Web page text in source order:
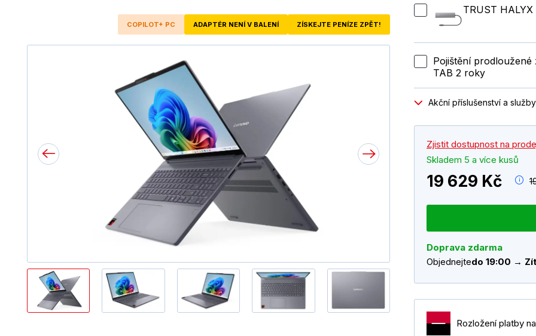
COPILOT+ PC ADAPTÉR NENÍ V BALENÍ ZÍSKEJTE PENÍZE ZPĚT!
TRUST
Pojištění
TAB 2 roky
Akční příslušenství a služby
Zjistit dostupnost na
Skladem 5 a více kusů
19 629 Kč
Doprava zdarma
Objednejtedo 19:00 →
Rozložení platby na